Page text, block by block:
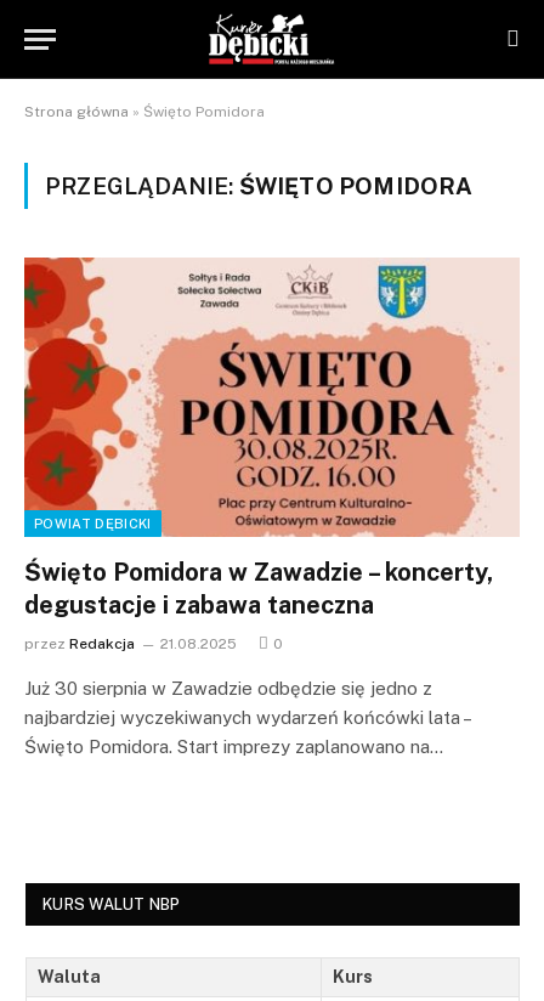
Strona główna » Święto Pomidora
PRZEGLĄDANIE: ŚWIĘTO POMIDORA
POWIAT DĘBICKI
Święto Pomidora w Zawadzie – koncerty,
degustacje i zabawa taneczna
przez Redakcja 21.08.2025 0
Już 30 sierpnia w Zawadzie odbędzie się jedno z
najbardziej wyczekiwanych wydarzeń końcówki lata –
Święto Pomidora. Start imprezy zaplanowano na…
KURS WALUT NBP
Waluta Kurs